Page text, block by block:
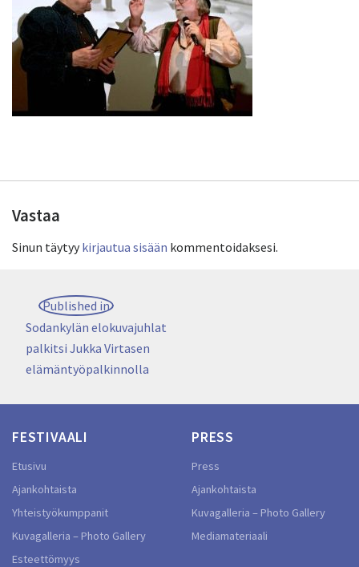
Vastaa
Sinun täytyykirjautua sisään kommentoidaksesi.
Artikkelien
selaus
Published in
Sodankylän elokuvajuhlat
palkitsi Jukka Virtasen
elämäntyöpalkinnolla
FESTIVAALI
Etusivu
Ajankohtaista
Yhteistyökumppanit
Kuvagalleria – Photo Gallery
Esteettömyys
PRESS
Press
Ajankohtaista
Kuvagalleria – Photo Gallery
Mediamateriaali